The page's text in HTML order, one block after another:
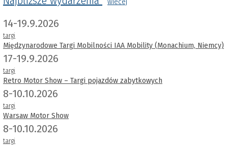
wiecej
14-19.9.2026
targi
Międzynarodowe Targi Mobilności IAA Mobility (Monachium, Niemcy)
17-19.9.2026
targi
Retro Motor Show – Targi pojazdów zabytkowych
8-10.10.2026
targi
Warsaw Motor Show
8-10.10.2026
targi